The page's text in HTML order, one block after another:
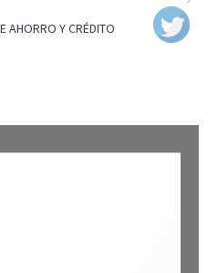
AHORRO Y CRÉDITO